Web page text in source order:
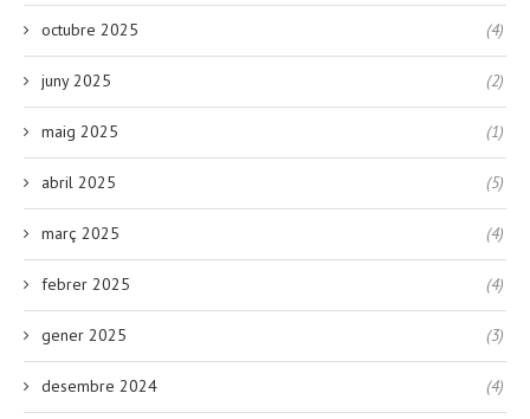
octubre 2025 (4)
juny 2025 (2)
maig 2025 (1)
abril 2025 (5)
març 2025 (4)
febrer 2025 (4)
gener 2025 (3)
desembre 2024 (4)